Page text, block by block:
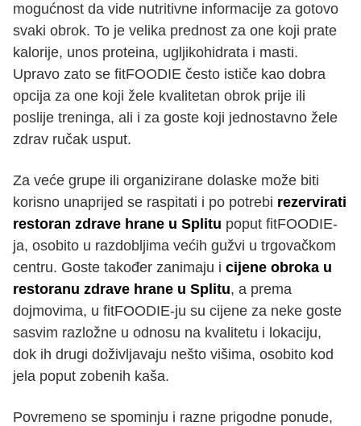
mogućnost da vide nutritivne informacije za gotovo
svaki obrok. To je velika prednost za one koji prate
kalorije, unos proteina, ugljikohidrata i masti.
Upravo zato se fitFOODIE često ističe kao dobra
opcija za one koji žele kvalitetan obrok prije ili
poslije treninga, ali i za goste koji jednostavno žele
zdrav ručak usput.
Za veće grupe ili organizirane dolaske može biti
korisno unaprijed se raspitati i po potrebi rezervirati
restoran zdrave hrane u Splitu poput fitFOODIE-
ja, osobito u razdobljima većih gužvi u trgovačkom
centru. Goste također zanimaju i cijene obroka u
restoranu zdrave hrane u Splitu, a prema
dojmovima, u fitFOODIE-ju su cijene za neke goste
sasvim razložne u odnosu na kvalitetu i lokaciju,
dok ih drugi doživljavaju nešto višima, osobito kod
jela poput zobenih kaša.
Povremeno se spominju i razne prigodne ponude,